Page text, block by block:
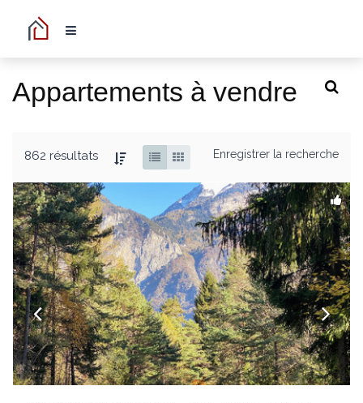
Appartements à vendre
862 résultats Enregistrer la recherche